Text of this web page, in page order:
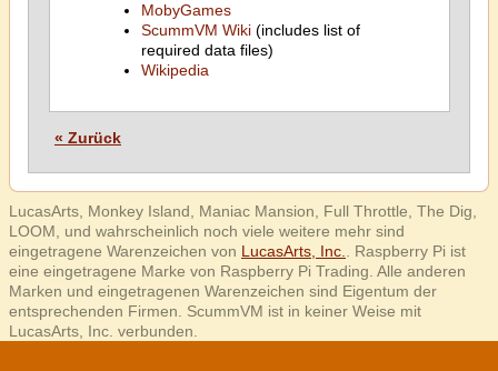
MobyGames
ScummVM Wiki(includes list of
required data files)
Wikipedia
« Zurück
LucasArts, Monkey Island, Maniac Mansion, Full Throttle, The Dig,
LOOM, und wahrscheinlich noch viele weitere mehr sind
eingetragene Warenzeichen von LucasArts, Inc.
. Raspberry Pi ist
eine eingetragene Marke von Raspberry Pi Trading. Alle anderen
Marken und eingetragenen Warenzeichen sind Eigentum der
entsprechenden Firmen. ScummVM ist in keiner Weise mit
LucasArts, Inc. verbunden.